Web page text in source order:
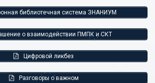
библиотечная система ЗНАНИУМ
о взаимодействии ПМПК и СКТ
Цифровой ликбез
Разговоры о важном